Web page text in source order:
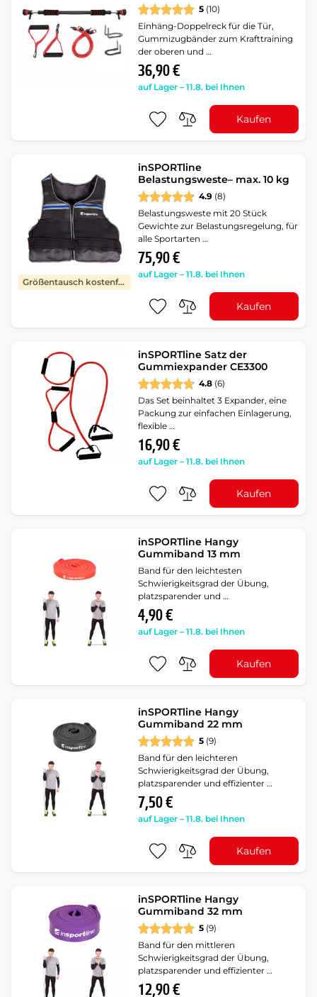
5 (10)
Einhäng-Doppelreck für die Tür,
Gummizugbänder zum Krafttraining
der oberen und …
36,90 €
auf Lager – 11.8. bei Ihnen
Kaufen
Größentausch kostenfrei
inSPORTline
Belastungsweste– max. 10 kg
4.9 (8)
Belastungsweste mit 20 Stück
Gewichte zur Belastungsregelung, für
alle Sportarten …
75,90 €
auf Lager – 11.8. bei Ihnen
Kaufen
inSPORTline Satz der
Gummiexpander CE3300
4.8 (6)
Das Set beinhaltet 3 Expander, eine
Packung zur einfachen Einlagerung,
flexible …
16,90 €
auf Lager – 11.8. bei Ihnen
Kaufen
inSPORTline Hangy
Gummiband 13 mm
Band für den leichtesten
Schwierigkeitsgrad der Übung,
platzsparender und …
4,90 €
auf Lager – 11.8. bei Ihnen
Kaufen
inSPORTline Hangy
Gummiband 22 mm
5 (9)
Band für den leichteren
Schwierigkeitsgrad der Übung,
platzsparender und effizienter …
7,50 €
auf Lager – 11.8. bei Ihnen
Kaufen
inSPORTline Hangy
Gummiband 32 mm
5 (9)
Band für den mittleren
Schwierigkeitsgrad der Übung,
platzsparender und effizienter …
12,90 €